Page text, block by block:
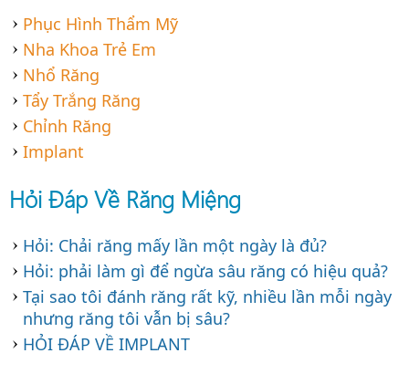
Phục Hình Thẩm Mỹ
Nha Khoa Trẻ Em
Nhổ Răng
Tẩy Trắng Răng
Chỉnh Răng
Implant
Hỏi Đáp Về Răng Miệng
Hỏi: Chải răng mấy lần một ngày là đủ?
Hỏi: phải làm gì để ngừa sâu răng có hiệu quả?
Tại sao tôi đánh răng rất kỹ, nhiều lần mỗi ngày
nhưng răng tôi vẫn bị sâu?
HỎI ĐÁP VỀ IMPLANT